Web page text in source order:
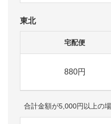
東北
宅配便
880円
合計金額が5,000円以上の